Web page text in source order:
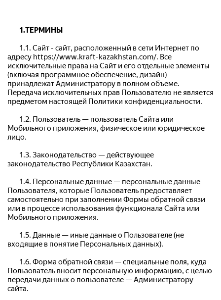
1.ТЕРМИНЫ
адресу https://www.kraft-kazakhstan.com/. Все
исключительные права на Сайт и его отдельные элементы
(включая программное обеспечение, дизайн)
принадлежат Администратору в полном объеме.
Передача исключительных прав Пользователю не является
предметом настоящей Политики конфиденциальности.
Мобильного приложения, физическое или юридическое
лицо.
законодательство Республики Казахстан.
Пользователя, которые Пользователь предоставляет
самостоятельно при заполнении Формы обратной связи
или в процессе использования функционала Сайта или
Мобильного приложения.
входящие в понятие Персональных данных).
Пользователь вносит персональную информацию, с целью
передачи данных о пользователе — Администратору
сайта.